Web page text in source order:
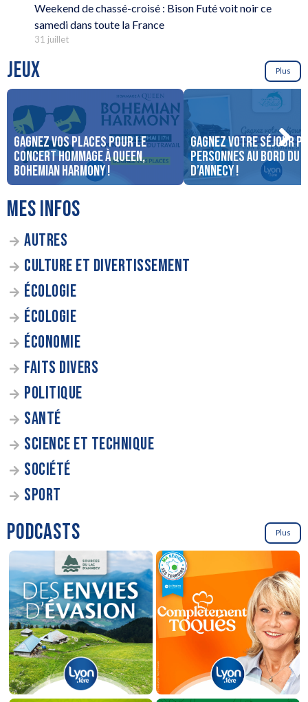
Weekend de chassé-croisé : Bison Futé voit noir ce
samedi dans toute la France
31 juillet
JEUX Plus
Gagnez vos places pour le
concert Hommage à Queen,
Bohemian Harmony !
Gagnez votre séjour
personnes au bord du
d’Annecy !
MES INFOS
AUTRES
CULTURE ET DIVERTISSEMENT
ÉCOLOGIE
ÉCOLOGIE
ÉCONOMIE
FAITS DIVERS
POLITIQUE
SANTÉ
SCIENCE ET TECHNIQUE
SOCIÉTÉ
SPORT
PODCASTS Plus